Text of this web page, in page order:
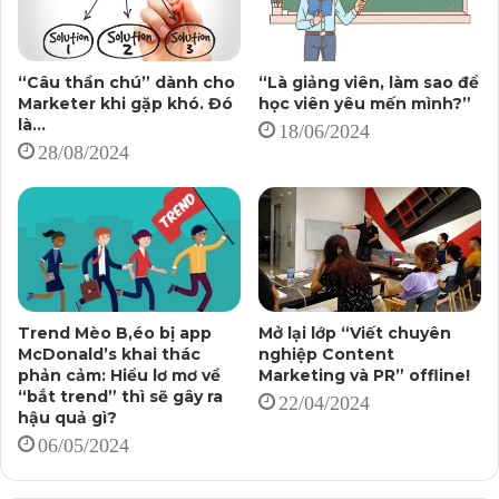
Học xong Kỹ năng Viết chuyên nghiệp của Giảng viên
Trung Hiếu, để làm cho Agency Content Marketing,
PR, học viên nói gì?
*****
Chuyện tiếp xúc với những vị khách “bận” không phải
là điều hiếm gặp – cá nhân tôi cũng đã “va” không ít.
Thực ra, khi nghe khách mang lí do “bận” ra để giải
thích cho sự chậm trễ giờ họp, thất hứa phối hợp như đã
thống nhất, tôi đánh giá họ khá tệ.
Là bởi…
“Câu thần chú” dành cho
Marketer khi gặp khó. Đó
là…
28/08/2024
“Là giảng viên, làm sao để
học viên yêu mến mình?”
18/06/2024
Trend Mèo B,éo bị app
McDonald’s khai thác
phản cảm: Hiểu lơ mơ về
“bắt trend” thì sẽ gây ra
hậu quả gì?
06/05/2024
Mở lại lớp “Viết chuyên
nghiệp Content
Marketing và PR” offline!
22/04/2024